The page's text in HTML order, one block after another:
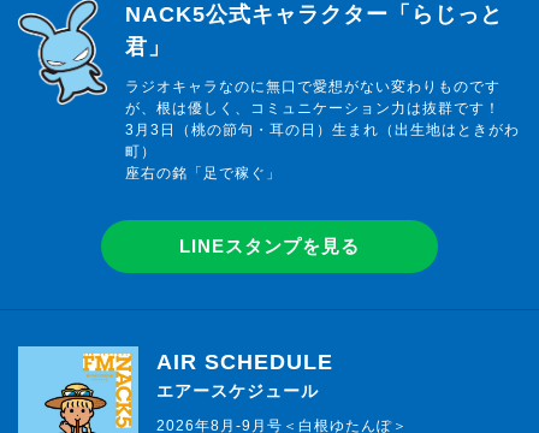
らじっと君
NACK5公式キャラクター「らじっと
君」
ラジオキャラなのに無口で愛想がない変わりものです
が、根は優しく、コミュニケーション力は抜群です！
3月3日（桃の節句・耳の日）生まれ（出生地はときがわ
町）
座右の銘「足で稼ぐ」
LINEスタンプを見る
AIR SCHEDULE
エアースケジュール
2026年8月-9月号＜白根ゆたんぽ＞